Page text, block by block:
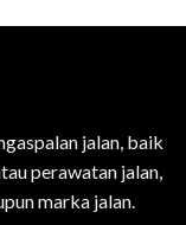
jalan, baik
perawatan jalan,
marka jalan.